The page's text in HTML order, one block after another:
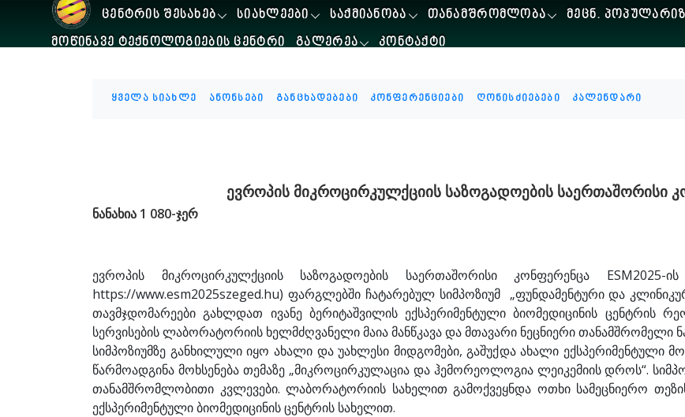
ᲪᲔᲜᲢᲠᲘᲡ ᲨᲔᲡᲐᲮᲔᲑ ᲡᲘᲐᲮᲚᲔᲔᲑᲘ ᲡᲐᲥᲛᲘᲐᲜᲝᲑᲐ ᲗᲐᲜᲐᲛᲨᲠᲝᲛᲚᲝᲑᲐ
ᲛᲔᲪᲜ.
ᲛᲝᲬᲘᲜᲐᲕᲔ ᲢᲔᲥᲜᲝᲚᲝᲒᲘᲔᲑᲘᲡ ᲪᲔᲜᲢᲠᲘ
ᲒᲐᲚᲔᲠᲔᲐ ᲙᲝᲜᲢᲐᲥᲢᲘ
ყველა სიახლე ანონსები განცხადებები კონფერენციები ღონისძიებები კალენდარი
ევროპის მიკროცირკულქციის საზოგადოების საერთაშორისი
ნანახია 1 080-ჯერ
ევროპის მიკროცირკულქციის საზოგადოების საერთაშორისი კონფერენცა
https://www.esm2025szeged.hu) ფარგლებში ჩატარებულ სიმპოზიუმ „ფუნდამენტური და
თავმჯდომარეები გახლდათ ივანე ბერიტაშვილის ექსპერიმენტული ბიომედიცინის ცენტრის
სერვისების ლაბორატორიის ხელმძღვანელი მაია მანწკავა და მთავარი ნეცნიერი თანამშრომელი
სიმპოზიუმზე განხილული იყო ახალი და უახლესი მიდგომები, გაშუქდა ახალი ექსპერიმენტული
წარმოადგინა მოხსენება თემაზე „მიკროცირკულაცია და ჰემორეოლოგია ლეიკემიის დროს“.
თანამშრომლობითი კვლევები. ლაბორატორიის სახელით გამოქვეყნდა ოთხი სამეცნიერო
ექსპერიმენტული ბიომედიცინის ცენტრის სახელით.